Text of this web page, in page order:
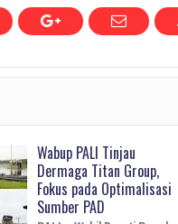
Wabup PALI Tinjau
Dermaga Titan Group,
Fokus pada Optimalisasi
Sumber PAD